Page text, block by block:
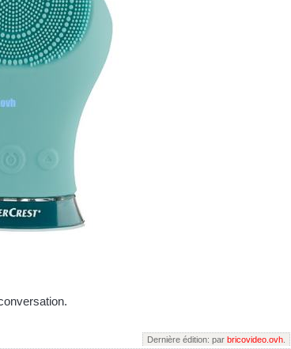
Dernière édition: par bricovideo.ovh